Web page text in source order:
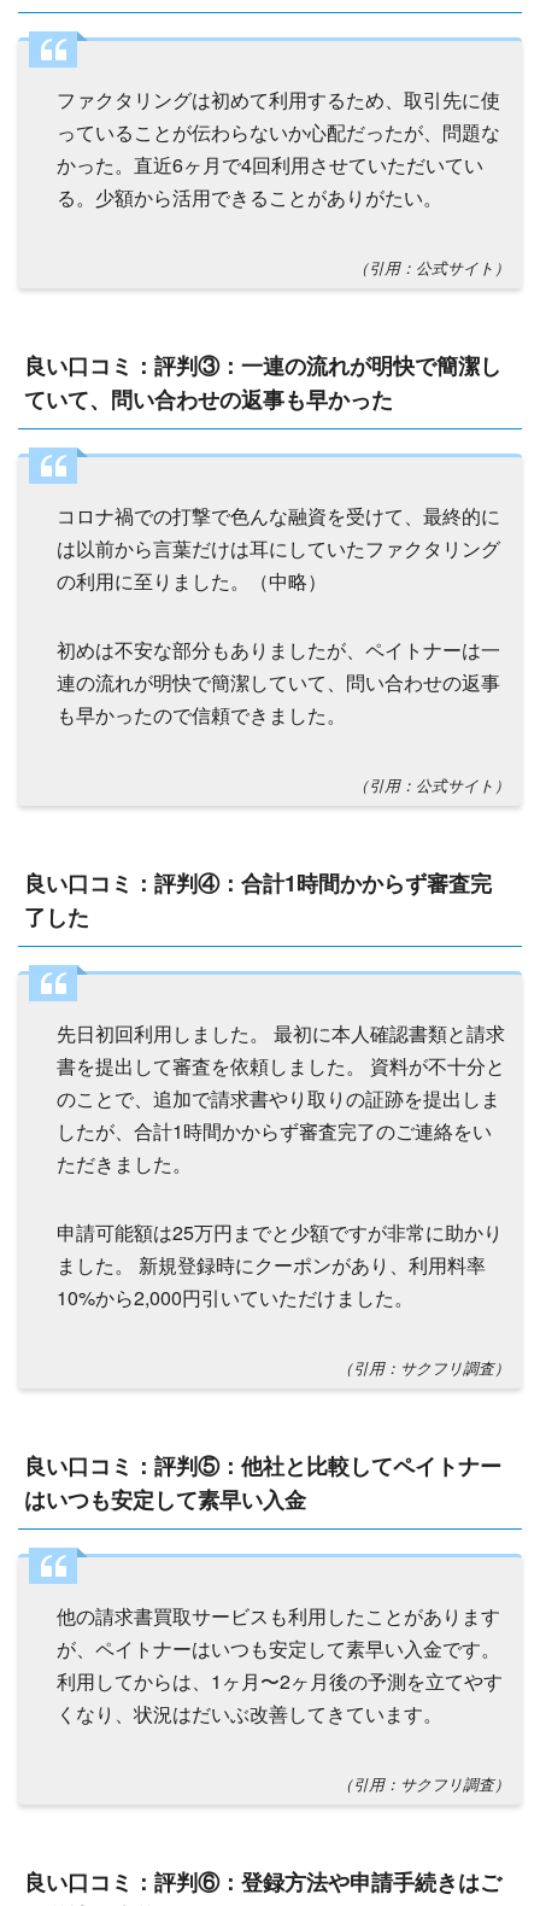
ファクタリングは初めて利用するため、取引先に使
っていることが伝わらないか心配だったが、問題な
かった。直近6ヶ月で4回利用させていただいてい
る。少額から活用できることがありがたい。
（引用：公式サイト）
良い口コミ：評判③：一連の流れが明快で簡潔し
ていて、問い合わせの返事も早かった
コロナ禍での打撃で色んな融資を受けて、最終的に
は以前から言葉だけは耳にしていたファクタリング
の利用に至りました。（中略）
初めは不安な部分もありましたが、ペイトナーは一
連の流れが明快で簡潔していて、問い合わせの返事
も早かったので信頼できました。
（引用：公式サイト）
良い口コミ：評判④：合計1時間かからず審査完
了した
先日初回利用しました。 最初に本人確認書類と請求
書を提出して審査を依頼しました。 資料が不十分と
のことで、追加で請求書やり取りの証跡を提出しま
したが、合計1時間かからず審査完了のご連絡をい
ただきました。
申請可能額は25万円までと少額ですが非常に助かり
ました。 新規登録時にクーポンがあり、利用料率
10%から2,000円引いていただけました。
（引用：サクフリ調査）
良い口コミ：評判⑤：他社と比較してペイトナー
はいつも安定して素早い入金
他の請求書買取サービスも利用したことがあります
が、ペイトナーはいつも安定して素早い入金です。
利用してからは、1ヶ月〜2ヶ月後の予測を立てやす
くなり、状況はだいぶ改善してきています。
（引用：サクフリ調査）
良い口コミ：評判⑥：登録方法や申請手続きはご